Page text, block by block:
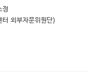
정
터 외부자문위원단)